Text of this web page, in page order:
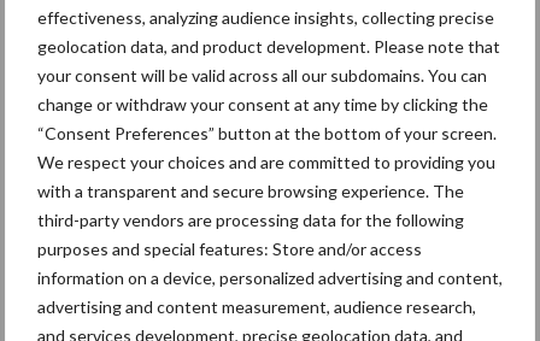
effectiveness, analyzing audience insights, collecting precise
geolocation data, and product development. Please note that
your consent will be valid across all our subdomains. You can
change or withdraw your consent at any time by clicking the
“Consent Preferences” button at the bottom of your screen.
We respect your choices and are committed to providing you
with a transparent and secure browsing experience. The
third-party vendors are processing data for the following
purposes and special features: Store and/or access
information on a device, personalized advertising and content,
advertising and content measurement, audience research,
and services development, precise geolocation data, and
Footer Onze brandpartners